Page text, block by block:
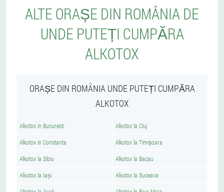
ALTE ORAȘE DIN ROMÂNIA DE
UNDE PUTEȚI CUMPĂRA
ALKOTOX
ORAȘE DIN ROMÂNIA UNDE PUTEȚI CUMPĂRA
ALKOTOX
Alkotox in Bucuresti Alkotox la Cluj
Alkotox in Constanta Alkotox la Timișoara
Alkotox la Sibiu Alkotox la Bacau
Alkotox la Iași Alkotox la Suceava